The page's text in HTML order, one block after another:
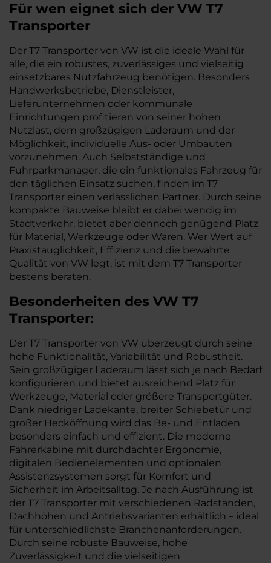
Für wen eignet sich der VW T7
Transporter
Der T7 Transporter von VW ist die ideale Wahl für
alle, die ein robustes, zuverlässiges und vielseitig
einsetzbares Nutzfahrzeug benötigen. Besonders
Handwerksbetriebe, Dienstleister,
Lieferunternehmen oder kommunale
Einrichtungen profitieren von seiner hohen
Nutzlast, dem großzügigen Laderaum und der
Möglichkeit, individuelle Aus- oder Umbauten
vorzunehmen. Auch Selbstständige und
Fuhrparkmanager, die ein funktionales Fahrzeug für
den täglichen Einsatz suchen, finden im T7
Transporter einen verlässlichen Partner. Durch seine
kompakte Bauweise bleibt er dabei wendig im
Stadtverkehr, bietet aber dennoch genügend Platz
für Material, Werkzeuge oder Waren. Wer Wert auf
Praxistauglichkeit, Effizienz und die bewährte
Qualität von VW legt, ist mit dem T7 Transporter
bestens beraten.
Besonderheiten des VW T7
Transporter:
Der T7 Transporter von VW überzeugt durch seine
hohe Funktionalität, Variabilität und Robustheit.
Sein großzügiger Laderaum lässt sich je nach Bedarf
konfigurieren und bietet ausreichend Platz für
Werkzeuge, Material oder größere Transportgüter.
Dank niedriger Ladekante, breiter Schiebetür und
großer Hecköffnung wird das Be- und Entladen
besonders einfach und effizient. Die moderne
Fahrerkabine mit durchdachter Ergonomie,
digitalen Bedienelementen und optionalen
Assistenzsystemen sorgt für Komfort und
Sicherheit im Arbeitsalltag. Je nach Ausführung ist
der T7 Transporter mit verschiedenen Radständen,
Dachhöhen und Antriebsvarianten erhältlich – ideal
für unterschiedlichste Branchenanforderungen.
Durch seine robuste Bauweise, hohe
Zuverlässigkeit und die vielseitigen